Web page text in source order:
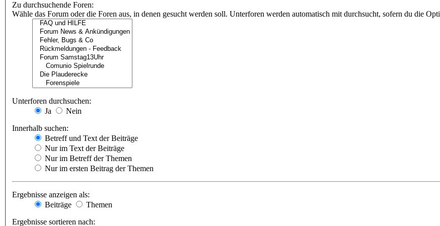
Zu durchsuchende Foren:
Wähle das Forum oder die Foren aus, in denen gesucht werden soll. Unterforen werden automatisch mit durchsucht, sofern du die
Unterforen durchsuchen:
Ja
Nein
Innerhalb suchen:
Betreff und Text der Beiträge
Nur im Text der Beiträge
Nur im Betreff der Themen
Nur im ersten Beitrag der Themen
Ergebnisse anzeigen als:
Beiträge
Themen
Ergebnisse sortieren nach: